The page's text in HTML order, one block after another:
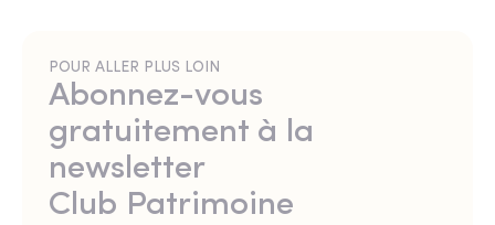
POUR ALLER PLUS LOIN
Abonnez-vous
gratuitement à la
newsletter
Club Patrimoine